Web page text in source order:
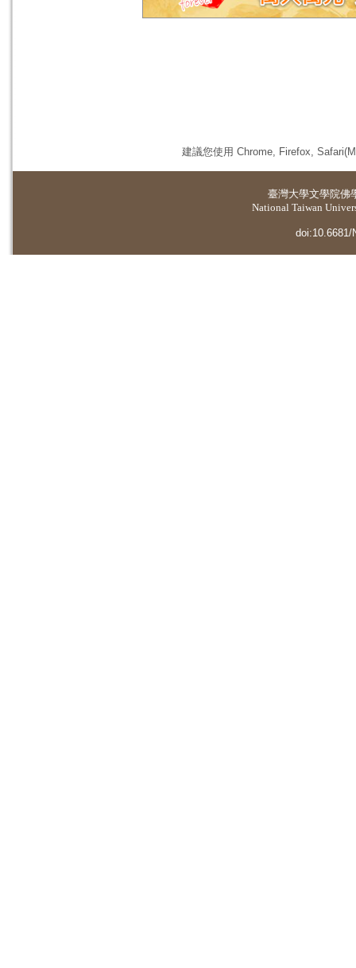
建議您使用 Chrome, Firefox,
臺灣大學文學院佛
National Taiwan
doi:10.6681/